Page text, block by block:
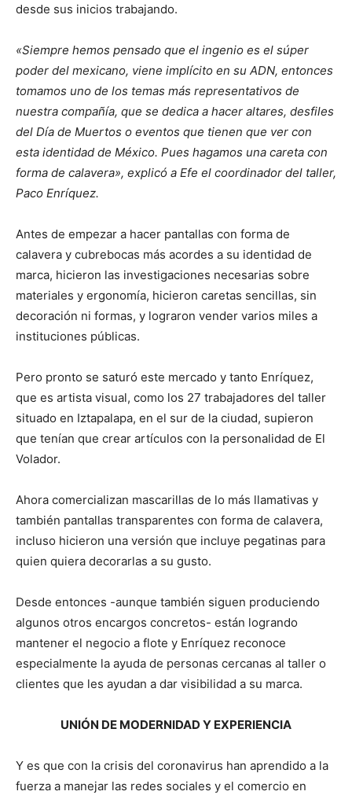
desde sus inicios trabajando.
«Siempre hemos pensado que el ingenio es el súper
poder del mexicano, viene implícito en su ADN, entonces
tomamos uno de los temas más representativos de
nuestra compañía, que se dedica a hacer altares, desfiles
del Día de Muertos o eventos que tienen que ver con
esta identidad de México. Pues hagamos una careta con
forma de calavera», explicó a Efe el coordinador del taller,
Paco Enríquez.
Antes de empezar a hacer pantallas con forma de
calavera y cubrebocas más acordes a su identidad de
marca, hicieron las investigaciones necesarias sobre
materiales y ergonomía, hicieron caretas sencillas, sin
decoración ni formas, y lograron vender varios miles a
instituciones públicas.
Pero pronto se saturó este mercado y tanto Enríquez,
que es artista visual, como los 27 trabajadores del taller
situado en Iztapalapa, en el sur de la ciudad, supieron
que tenían que crear artículos con la personalidad de El
Volador.
Ahora comercializan mascarillas de lo más llamativas y
también pantallas transparentes con forma de calavera,
incluso hicieron una versión que incluye pegatinas para
quien quiera decorarlas a su gusto.
Desde entonces -aunque también siguen produciendo
algunos otros encargos concretos- están logrando
mantener el negocio a flote y Enríquez reconoce
especialmente la ayuda de personas cercanas al taller o
clientes que les ayudan a dar visibilidad a su marca.
UNIÓN DE MODERNIDAD Y EXPERIENCIA
Y es que con la crisis del coronavirus han aprendido a la
fuerza a manejar las redes sociales y el comercio en